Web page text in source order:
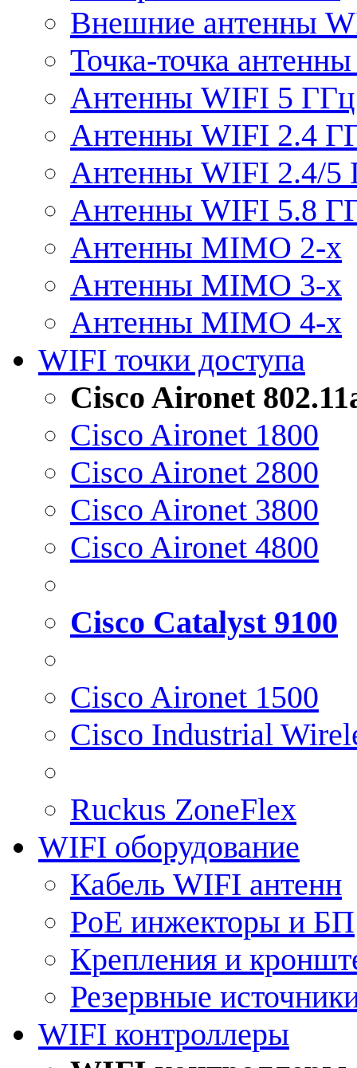
Внешние антенны
Точка-точка
Антенны WIFI 5 ГГц
Антенны WIFI 2.4
Антенны WIFI 2.4/5
Антенны WIFI 5.8
Антенны MIMO 2-x
Антенны MIMO 3-x
Антенны MIMO 4-x
WIFI точки доступа
Cisco Aironet
Cisco Aironet 1800
Cisco Aironet 2800
Cisco Aironet 3800
Cisco Aironet 4800
Cisco Catalyst 9100
Cisco Aironet 1500
Cisco Industrial
Ruckus ZoneFlex
WIFI оборудование
Кабель WIFI антенн
PoE инжекторы и БП
Крепления и
Резервные
WIFI контроллеры